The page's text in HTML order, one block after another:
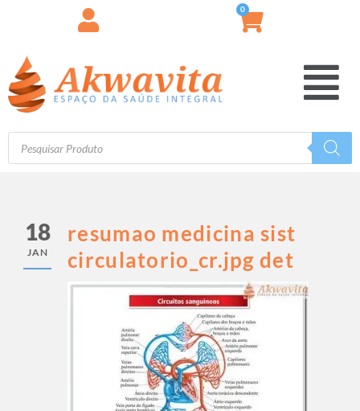
0
18
JAN
resumao medicina sist
circulatorio_cr.jpg det